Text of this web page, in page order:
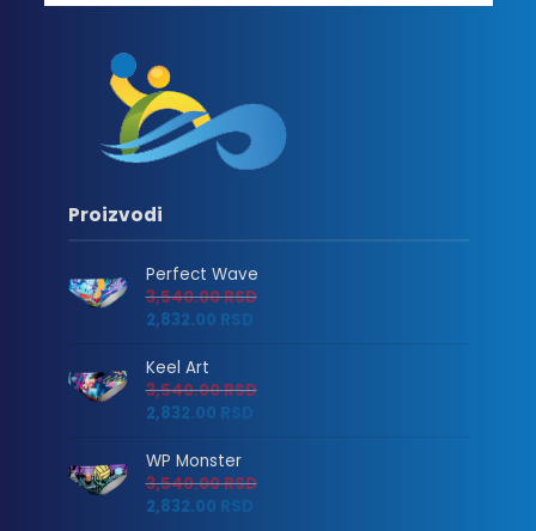
Proizvodi
Perfect Wave
3,540.00RSD
2,832.00 RSD
Keel Art
3,540.00RSD
2,832.00 RSD
WP Monster
3,540.00RSD
2,832.00 RSD